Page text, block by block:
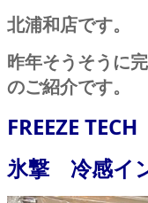
北浦和店です。
昨年そうそうに
のご紹介です。
FREEZE TECH
氷撃 冷感イ